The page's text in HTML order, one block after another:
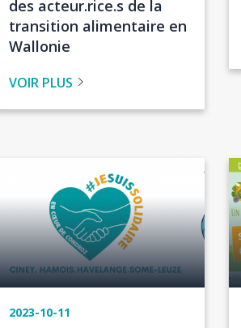
de
l'actualité
des acteur.rice.s de la
transition alimentaire en
Wallonie
VOIR PLUS
2023-10-11